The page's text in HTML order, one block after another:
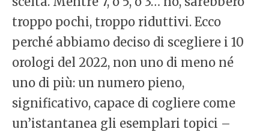
troppo pochi, troppo riduttivi. Ecco
perché abbiamo deciso di scegliere i 10
orologi del 2022, non uno di meno né
uno di più: un numero pieno,
significativo, capace di cogliere come
un’istantanea gli esemplari topici –